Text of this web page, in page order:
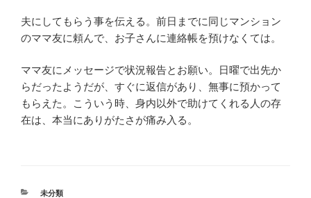
夫にしてもらう事を伝える。前日までに同じマンション
のママ友に頼んで、お子さんに連絡帳を預けなくては。
ママ友にメッセージで状況報告とお願い。日曜で出先か
らだったようだが、すぐに返信があり、無事に預かって
もらえた。こういう時、身内以外で助けてくれる人の存
在は、本当にありがたさが痛み入る。
カ
未分類